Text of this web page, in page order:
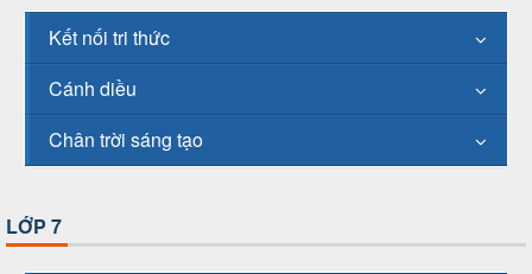
Kết nối tri thức
Cánh diều
Chân trời sáng tạo
LỚP 7